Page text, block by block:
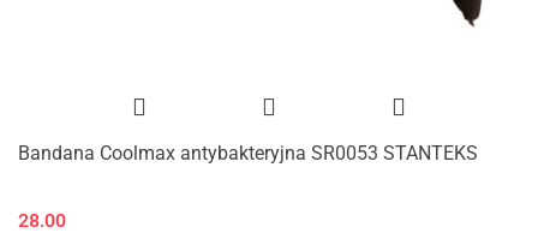
Bandana Coolmax antybakteryjna SR0053 STANTEKS
28.00